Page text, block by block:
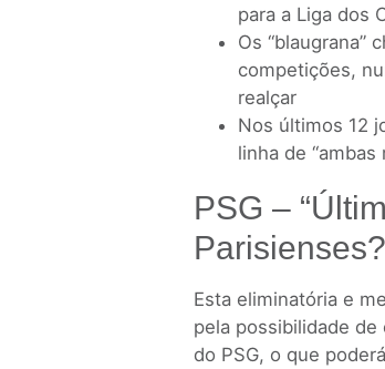
para a Liga dos
Os “blaugrana”
competições,
realçar
Nos últimos 12
linha de
PSG –
Parisienses?
Esta eliminatória e
pela possibilidade
do PSG, o que